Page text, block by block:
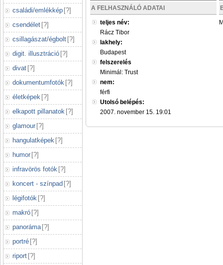
családi/emlékkép [?]
csendélet [?]
csillagászat/égbolt [?]
digit. illusztráció [?]
divat [?]
dokumentumfotók [?]
életképek [?]
elkapott pillanatok [?]
glamour [?]
hangulatképek [?]
humor [?]
infravörös fotók [?]
koncert - színpad [?]
légifotók [?]
makró [?]
panoráma [?]
portré [?]
riport [?]
A FELHASZNÁLÓ ADATAI
teljes név:
Rácz Tibor
lakhely:
Budapest
felszerelés
Minimál: Trust
nem:
férfi
Utolsó belépés:
2007. november 15. 19:01